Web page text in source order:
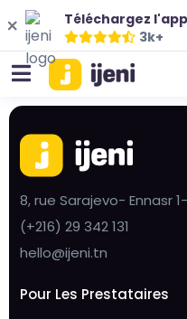
Téléchargez
3k+
8, rue Sarajevo- Ennasr
(+216) 29 342 131
hello@ijeni.tn
Pour Les Prestataires